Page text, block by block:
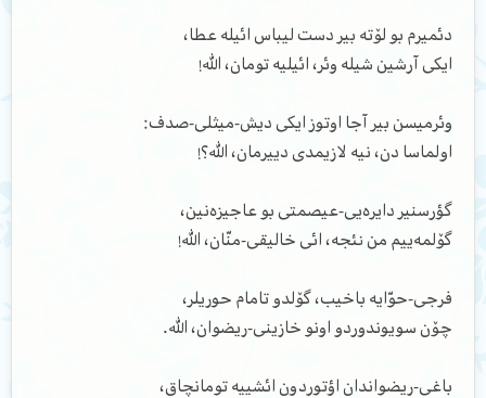
دئمیرم بو لۆته بیر دست لیباس ائیله عطا،
ایکی آرشین شیله وئر، ائیلیه تومان، الله!
وئرمیسن بیر آجا اوتوز ایکی دیش-میثلی-صدف:
اولماسا دن، نیه لازیمدی دییرمان، الله؟!
گؤرسنیر دایره‌یی-عیصمتی بو عاجیزه‌نین،
گۆلمه‌ییم من نئجه، ائی خالیقی-منّان، الله!
فرجی-حوّایه باخیب، گۆلدو تامام حوریلر،
چۆن سویوندوردو اونو خازینی-ریضوان، الله.
باغی-ریضواندان اؤتوردون ائشییه تومانچاق،